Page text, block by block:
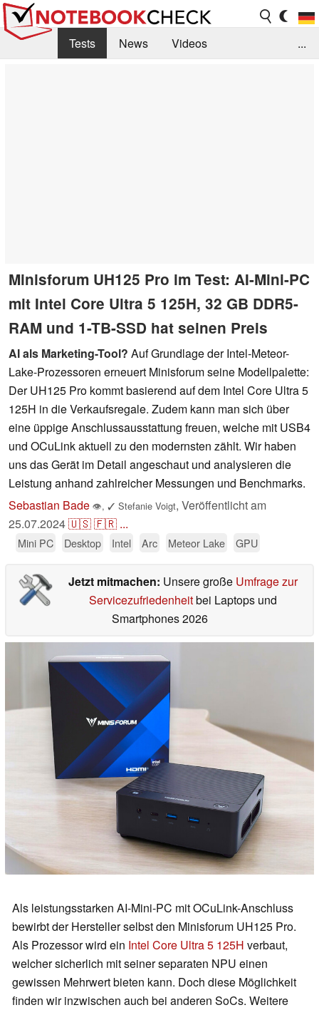
Tests News
Videos
...
Minisforum UH125 Pro im Test: AI-Mini-PC
mit Intel Core Ultra 5 125H, 32 GB DDR5-
RAM und 1-TB-SSD hat seinen Preis
AI als Marketing-Tool? Auf Grundlage der Intel-Meteor-
Lake-Prozessoren erneuert Minisforum seine Modellpalette:
Der UH125 Pro kommt basierend auf dem Intel Core Ultra 5
125H in die Verkaufsregale. Zudem kann man sich über
eine üppige Anschlussausstattung freuen, welche mit USB4
und OCuLink aktuell zu den modernsten zählt. Wir haben
uns das Gerät im Detail angeschaut und analysieren die
Leistung anhand zahlreicher Messungen und Benchmarks.
Sebastian Bade 👁, ✓ Stefanie Voigt, Veröffentlicht am
25.07.2024🇺🇸🇫🇷 ...
Mini PC Desktop Intel Arc Meteor Lake GPU
Jetzt mitmachen: Unsere große Umfrage zur
Servicezufriedenheitbei Laptops und
Smartphones 2026
Als leistungsstarken AI-Mini-PC mit OCuLink-Anschluss
bewirbt der Hersteller selbst den Minisforum UH125 Pro.
Als Prozessor wird ein Intel Core Ultra 5 125H verbaut,
welcher sicherlich mit seiner separaten NPU einen
gewissen Mehrwert bieten kann. Doch diese Möglichkeit
finden wir inzwischen auch bei anderen SoCs. Weitere